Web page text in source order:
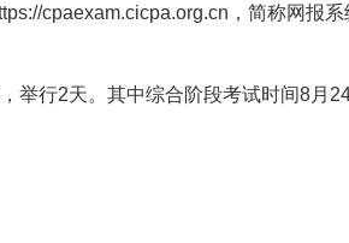
cpaexam.cicpa.org.cn，简称网报系
举行2天。其中综合阶段考试时间8月